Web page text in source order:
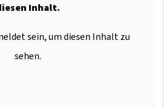
Inhalt.
sein, um diesen Inhalt zu
sehen.